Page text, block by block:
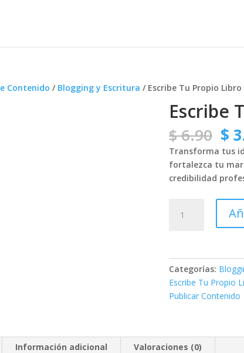
Contenido / Blogging y Escritura / Escribe Tu Propio Libro
Escribe
$6.90 El
$
$
Transforma tus
fortalezca tu
credibilidad
cantidad
Categorías:
Escribe Tu Propio
Publicar Contenido
Información adicional Valoraciones (0)